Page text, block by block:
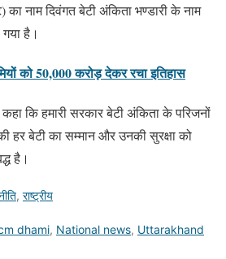
का नाम दिवंगत बेटी अंकिता भण्डारी के नाम
है।
को 50,000 करोड़ देकर रचा इतिहास
कि हमारी सरकार बेटी अंकिता के परिजनों
बेटी का सम्मान और उनकी सुरक्षा को
है।
, राष्ट्रीय
dhami, National news, Uttarakhand